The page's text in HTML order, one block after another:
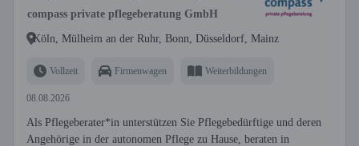
compass private pflegeberatung GmbH
Köln, Mülheim an der Ruhr, Bonn, Düsseldorf, Mainz
Vollzeit Firmenwagen Weiterbildungen
08.08.2026
Als Pflegeberater*in unterstützen Sie Pflegebedürftige und deren
Angehörige in der autonomen Pflege zu Hause, beraten in